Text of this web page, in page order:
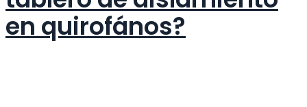
en quirofános?